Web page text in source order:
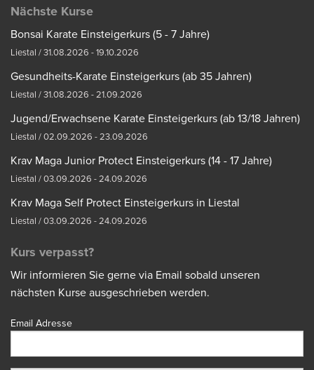
Nächste Kurse
Bonsai Karate Einsteigerkurs (5 - 7 Jahre)
Liestal / 31.08.2026 - 19.10.2026
Gesundheits-Karate Einsteigerkurs (ab 35 Jahren)
Liestal / 31.08.2026 - 21.09.2026
Jugend/Erwachsene Karate Einsteigerkurs (ab 13/18 Jahren)
Liestal / 02.09.2026 - 23.09.2026
Krav Maga Junior Protect Einsteigerkurs (14 - 17 Jahre)
Liestal / 03.09.2026 - 24.09.2026
Krav Maga Self Protect Einsteigerkurs in Liestal
Liestal / 03.09.2026 - 24.09.2026
Kurs verpasst?
Wir informieren Sie gerne via Email sobald unseren
nächsten Kurse ausgeschrieben werden.
Email Adresse